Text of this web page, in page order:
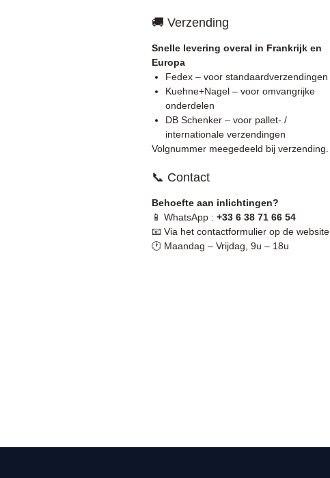
🚚 Verzending
Snelle levering overal in Frankrijk en
Europa
Fedex – voor standaardverzendingen
Kuehne+Nagel – voor omvangrijke
onderdelen
DB Schenker – voor pallet- /
internationale verzendingen
Volgnummer meegedeeld bij verzending.
📞 Contact
Behoefte aan inlichtingen?
📱 WhatsApp : +33 6 38 71 66 54
📧 Via het contactformulier op de website
🕐 Maandag – Vrijdag, 9u – 18u